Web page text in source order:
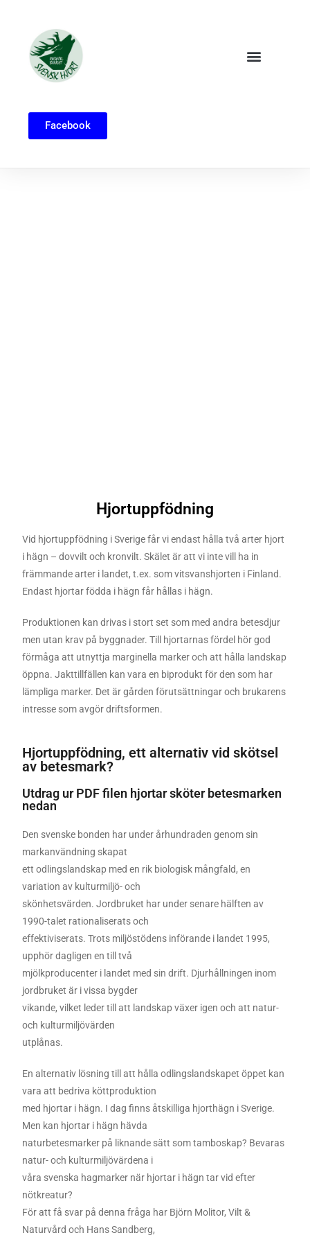
Facebook
Hjortuppfödning
Vid hjortuppfödning i Sverige får vi endast hålla två arter hjort
i hägn – dovvilt och kronvilt. Skälet är att vi inte vill ha in
främmande arter i landet, t.ex. som vitsvanshjorten i Finland.
Endast hjortar födda i hägn får hållas i hägn.
Produktionen kan drivas i stort set som med andra betesdjur
men utan krav på byggnader. Till hjortarnas fördel hör god
förmåga att utnyttja marginella marker och att hålla landskap
öppna. Jakttillfällen kan vara en biprodukt för den som har
lämpliga marker. Det är gården förutsättningar och brukarens
intresse som avgör driftsformen.
Hjortuppfödning, ett alternativ vid skötsel
av betesmark?
Utdrag ur PDF filen hjortar sköter betesmarken
nedan
Den svenske bonden har under århundraden genom sin
markanvändning skapat
ett odlingslandskap med en rik biologisk mångfald, en
variation av kulturmiljö- och
skönhetsvärden. Jordbruket har under senare hälften av
1990-talet rationaliserats och
effektiviserats. Trots miljöstödens införande i landet 1995,
upphör dagligen en till två
mjölkproducenter i landet med sin drift. Djurhållningen inom
jordbruket är i vissa bygder
vikande, vilket leder till att landskap växer igen och att natur-
och kulturmiljövärden
utplånas.
En alternativ lösning till att hålla odlingslandskapet öppet kan
vara att bedriva köttproduktion
med hjortar i hägn. I dag finns åtskilliga hjorthägn i Sverige.
Men kan hjortar i hägn hävda
naturbetesmarker på liknande sätt som tamboskap? Bevaras
natur- och kulturmiljövärdena i
våra svenska hagmarker när hjortar i hägn tar vid efter
nötkreatur?
För att få svar på denna fråga har Björn Molitor, Vilt &
Naturvård och Hans Sandberg,